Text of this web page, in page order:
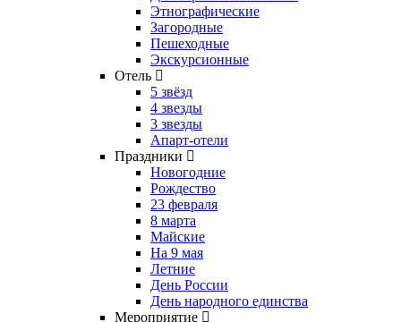
Этнографические
Загородные
Пешеходные
Экскурсионные
Отель
5 звёзд
4 звезды
3 звезды
Апарт-отели
Праздники
Новогодние
Рождество
23 февраля
8 марта
Майские
На 9 мая
Летние
День России
День народного единства
Мероприятие